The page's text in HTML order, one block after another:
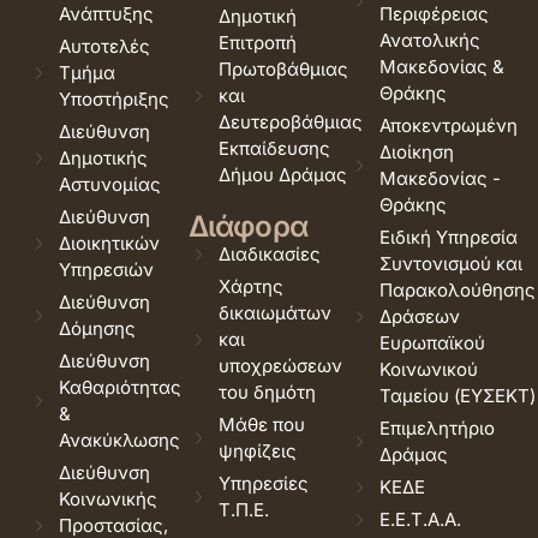
Ανάπτυξης
Αυτοτελές
Τμήμα
Υποστήριξης
Διεύθυνση
Δημοτικής
Αστυνομίας
Διεύθυνση
Διοικητικών
Υπηρεσιών
Διεύθυνση
Δόμησης
Διεύθυνση
Καθαριότητας
&
Ανακύκλωσης
Διεύθυνση
Κοινωνικής
Προστασίας,
Δημοτική
Επιτροπή
Πρωτοβάθμιας
και
Δευτεροβάθμιας
Εκπαίδευσης
Δήμου Δράμας
Διάφορα
Διαδικασίες
Χάρτης
δικαιωμάτων
και
υποχρεώσεων
του δημότη
Μάθε που
ψηφίζεις
Υπηρεσίες
Τ.Π.Ε.
Περιφέρειας
Ανατολικής
Μακεδονίας &
Θράκης
Αποκεντρωμένη
Διοίκηση
Μακεδονίας -
Θράκης
Ειδική Υπηρεσία
Συντονισμού και
Παρακολούθησης
Δράσεων
Ευρωπαϊκού
Κοινωνικού
Ταμείου (ΕΥΣΕΚΤ)
Επιμελητήριο
Δράμας
ΚΕΔΕ
Ε.Ε.Τ.Α.Α.